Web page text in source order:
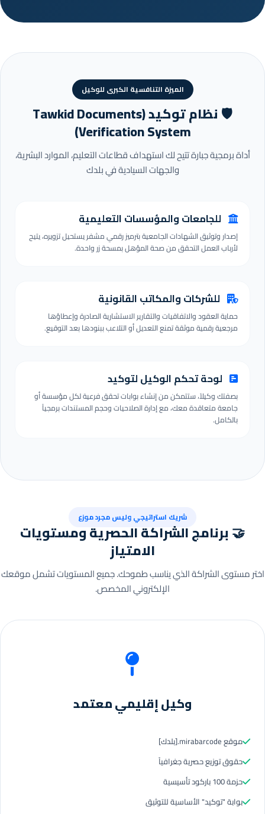
الميزة التنافسية الكبرى للوكيل
🛡️ نظام توكيد (Tawkid Documents
Verification System)
أداة برمجية جبارة تتيح لك استهداف قطاعات التعليم، الموارد البشرية،
والجهات السيادية في بلدك
للجامعات والمؤسسات التعليمية
إصدار وتوثيق الشهادات الجامعية بترميز رقمي مشفر يستحيل تزويره، يتيح
لأرباب العمل التحقق من صحة المؤهل بمسحة زر واحدة.
للشركات والمكاتب القانونية
حماية العقود والاتفاقيات والتقارير الاستشارية الصادرة وإعطاؤها
مرجعية رقمية موثقة تمنع التعديل أو التلاعب ببنودها بعد التوقيع.
لوحة تحكم الوكيل لتوكيد
بصفتك وكيلاً، ستتمكن من إنشاء بوابات تحقق فرعية لكل مؤسسة أو
جامعة متعاقدة معك، مع إدارة الصلاحيات وحجم المستندات برمجياً
بالكامل.
شريك استراتيجي وليس مجرد موزع
🤝 برنامج الشراكة الحصرية ومستويات
الامتياز
اختر مستوى الشراكة الذي يناسب طموحك. جميع المستويات تشمل موقعك
الإلكتروني المخصص.
وكيل إقليمي معتمد
موقع mirabarcode.[بلدك]
حقوق توزيع حصرية جغرافياً
حزمة 100 باركود تأسيسية
بوابة "توكيد" الأساسية للتوثيق